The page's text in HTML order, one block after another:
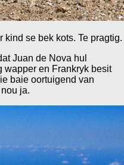
kind se bek kots. Te pragtig.
Juan de Nova hul
wapper en Frankryk besit
baie oortuigend van
ja.